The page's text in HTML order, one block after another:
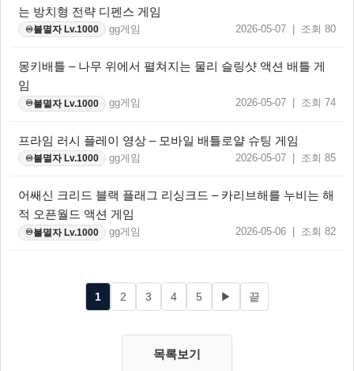
는 방치형 전략 디펜스 게임
♾️불멸자 Lv.1000 gg게임 2026-05-07 | 조회 80
몽키배틀 – 나무 위에서 펼쳐지는 물리 슬링샷 액션 배틀 게
임
♾️불멸자 Lv.1000 gg게임 2026-05-07 | 조회 74
프라임 러시 플레이 영상 – 모바일 배틀로얄 슈팅 게임
♾️불멸자 Lv.1000 gg게임 2026-05-07 | 조회 85
어쌔신 크리드 블랙 플래그 리싱크드 – 카리브해를 누비는 해
적 오픈월드 액션 게임
♾️불멸자 Lv.1000 gg게임 2026-05-06 | 조회 82
1 2 3 4 5 ▶ 끝
목록보기